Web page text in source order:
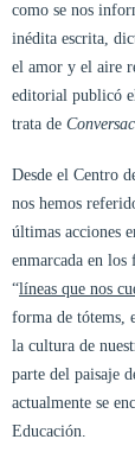
como se nos
inédita escrita,
el amor y el aire
editorial publicó
trata de
Desde el Centro
nos hemos
últimas acciones
enmarcada en
“líneas que nos
forma de tótems,
la cultura de
parte del paisaje
actualmente se
Educación.